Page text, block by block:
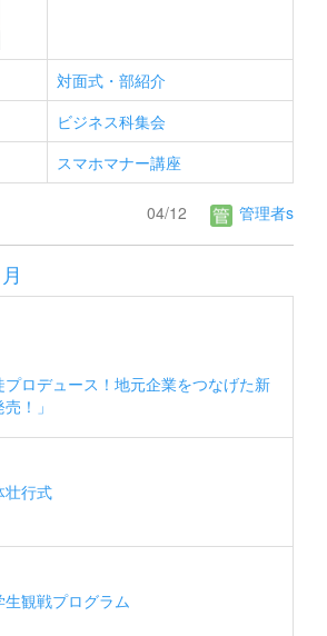
対面式・部紹介
ビジネス科集会
スマホマナー講座
04/12 管理者s
プロデュース！地元企業をつなげた新
！」
壮行式
生観戦プログラム